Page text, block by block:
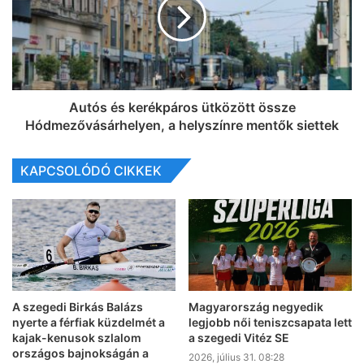
Autós és kerékpáros ütközött össze
Hódmezővásárhelyen, a helyszínre mentők siettek
KAPCSOLÓDÓ CIKKEK
A szegedi Birkás Balázs
nyerte a férfiak küzdelmét a
kajak-kenusok szlalom
országos bajnokságán a
Magyarország negyedik
legjobb női teniszcsapata lett
a szegedi Vitéz SE
2026, július 31. 08:28